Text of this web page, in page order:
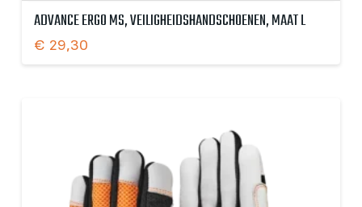
ADVANCE ERGO MS, VEILIGHEIDSHANDSCHOENEN, MAAT L
€ 29,30